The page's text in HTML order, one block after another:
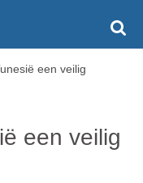
een veilig
een veilig